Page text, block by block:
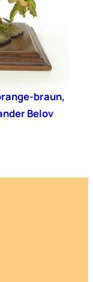
braun,
Belov